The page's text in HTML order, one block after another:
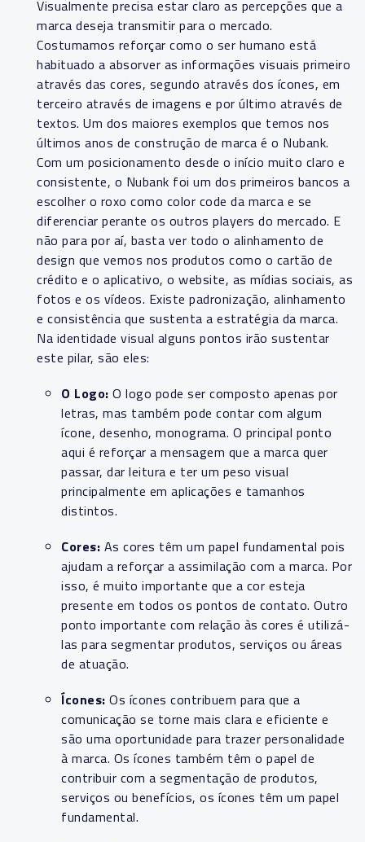
Visualmente precisa estar claro as percepções que a
marca deseja transmitir para o mercado.
Costumamos reforçar como o ser humano está
habituado a absorver as informações visuais primeiro
através das cores, segundo através dos ícones, em
terceiro através de imagens e por último através de
textos. Um dos maiores exemplos que temos nos
últimos anos de construção de marca é o Nubank.
Com um posicionamento desde o início muito claro e
consistente, o Nubank foi um dos primeiros bancos a
escolher o roxo como color code da marca e se
diferenciar perante os outros players do mercado. E
não para por aí, basta ver todo o alinhamento de
design que vemos nos produtos como o cartão de
crédito e o aplicativo, o website, as mídias sociais, as
fotos e os vídeos. Existe padronização, alinhamento
e consistência que sustenta a estratégia da marca.
Na identidade visual alguns pontos irão sustentar
este pilar, são eles:
O Logo: O logo pode ser composto apenas por
letras, mas também pode contar com algum
ícone, desenho, monograma. O principal ponto
aqui é reforçar a mensagem que a marca quer
passar, dar leitura e ter um peso visual
principalmente em aplicações e tamanhos
distintos.
Cores: As cores têm um papel fundamental pois
ajudam a reforçar a assimilação com a marca. Por
isso, é muito importante que a cor esteja
presente em todos os pontos de contato. Outro
ponto importante com relação às cores é utilizá-
las para segmentar produtos, serviços ou áreas
de atuação.
Ícones: Os ícones contribuem para que a
comunicação se torne mais clara e eficiente e
são uma oportunidade para trazer personalidade
à marca. Os ícones também têm o papel de
contribuir com a segmentação de produtos,
serviços ou benefícios, os ícones têm um papel
fundamental.